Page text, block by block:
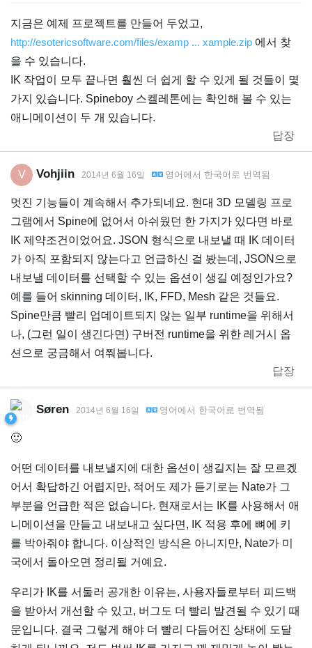
지금은 예제 프로젝트를 만들어 두었고,
http://esotericsoftware.com/files/examp ... xample.zip 에서 찾
을 수 있습니다.
IK 작업이 모두 끝나면 훨씬 더 쉽게 할 수 있게 될 것들이 몇
가지 있습니다. Spineboy 스켈레톤에는 확인해 볼 수 있는
애니메이션이 두 개 있습니다.
답장
V Vohjiin 2014년 6월 16일 영어 에서 한국어 로 번역됨
멋진 기능들이 계속해서 추가되네요. 현대 3D 모델링 프로
그램에서 Spine에 없어서 아쉬웠던 한 가지가 있다면 바로
IK 제약조건이었어요. JSON 형식으로 내보낼 때 IK 데이터
가 아직 포함되지 않는다고 언급하신 걸 봤는데, JSON으로
내보낼 데이터를 선택할 수 있는 옵션이 생길 예정인가요?
예를 들어 skinning 데이터, IK, FFD, Mesh 같은 것들요.
Spine만큼 빨리 업데이트되지 않는 일부 runtime을 위해서
나, (그런 일이 생긴다면) 구버전 runtime을 위한 레거시 옵
션으로 궁금해서 여쭤봅니다.
답장
Søren 2014년 6월 16일 영어 에서 한국어 로 번역됨
🙂
어떤 데이터를 내보낼지에 대한 옵션이 생길지는 잘 모르겠
어서 확답하긴 어렵지만, 적어도 제가 듣기로는 Nate가 그
부분을 언급한 적은 없습니다. 현재로서는 IK를 사용해서 애
니메이션을 만들고 내보내고 싶다면, IK 적용 후에 뼈에 키
를 박아줘야 합니다. 이상적인 방식은 아니지만, Nate가 미
국에서 돌아오면 정리될 거예요.
우리가 IK를 서둘러 공개한 이유는, 사용자들로부터 피드백
을 받아서 개선할 수 있고, 버그도 더 빨리 발견될 수 있기 때
문입니다. 결국 그렇게 해야 더 빨리 다듬어진 상태에 도달